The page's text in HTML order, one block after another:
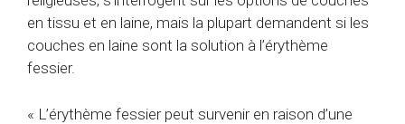
en tissu et en laine, mais la plupart demandent si les
couches en laine sont la solution à l’érythème
fessier.
« L’érythème fessier peut survenir en raison d’une